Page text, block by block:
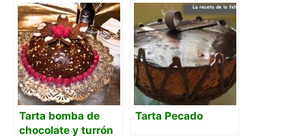
Tarta bomba de
chocolate y turrón
Tarta Pecado